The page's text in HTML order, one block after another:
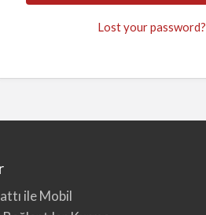
Lost your password?
ile Mobil